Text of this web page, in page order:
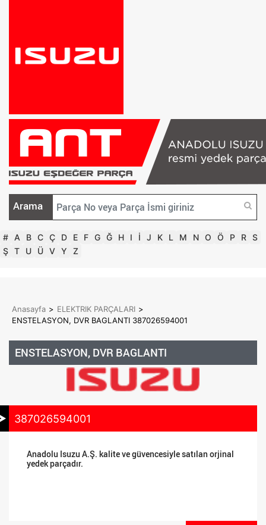
Arama
# A B C Ç D E F G Ğ H I İ J K L M N O Ö P R S
Ş T U Ü V Y Z
Anasayfa > ELEKTRIK PARÇALARI >
ENSTELASYON, DVR BAGLANTI 387026594001
ENSTELASYON, DVR BAGLANTI
387026594001
Anadolu Isuzu A.Ş. kalite ve güvencesiyle satılan orjinal
yedek parçadır.